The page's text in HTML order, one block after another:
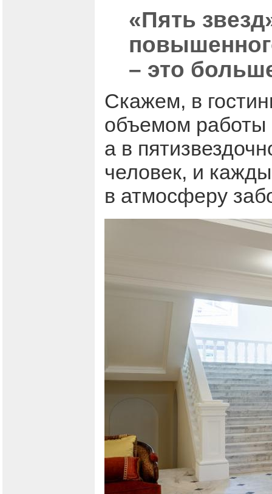
«Пять
– это
Скажем, в
объемом работы
а в
человек, и
в атмосферу